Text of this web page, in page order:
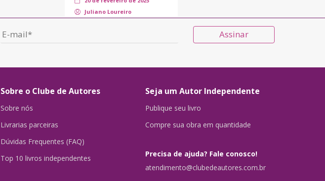
Juliano Loureiro
Assinar
Sobre o Clube de Autores
Sobre nós
Livrarias parceiras
Dúvidas Frequentes (FAQ)
Top 10 livros independentes
Seja um Autor Independente
Publique seu livro
Compre sua obra em quantidade
Precisa de ajuda? Fale conosco!
atendimento@clubedeautores.com.br